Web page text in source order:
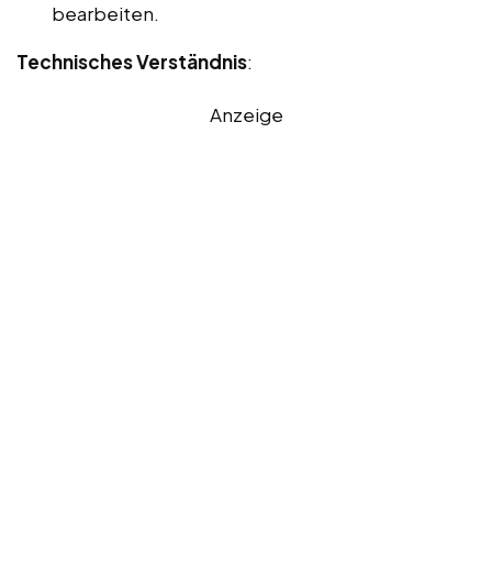
bearbeiten.
Technisches Verständnis:
Anzeige